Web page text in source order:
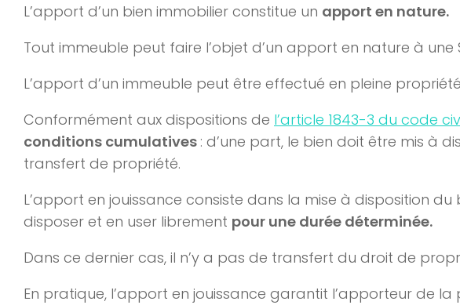
L’apport d’un bien immobilier constitue un apport en nature.
Tout immeuble peut faire l’objet d’un apport en nature à une
L’apport d’un immeuble peut être effectué en pleine
Conformément aux dispositions de l’article 1843-3 du code
conditions cumulatives : d’une part, le bien doit être mis à
transfert de propriété.
L’apport en jouissance consiste dans la mise à disposition
disposer et en user librement pour une durée déterminée.
Dans ce dernier cas, il n’y a pas de transfert du droit de
En pratique, l’apport en jouissance garantit l’apporteur de